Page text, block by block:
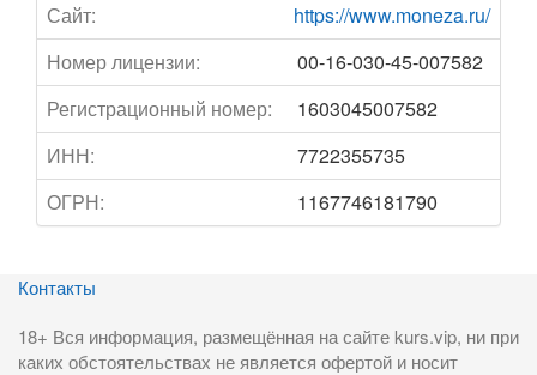
Сайт:
https://www.moneza.ru/
Номер лицензии:
00-16-030-45-007582
Регистрационный номер:
1603045007582
ИНН:
7722355735
ОГРН:
1167746181790
Контакты
18+ Вся информация, размещённая на сайте kurs.vip, ни при
каких обстоятельствах не является офертой и носит